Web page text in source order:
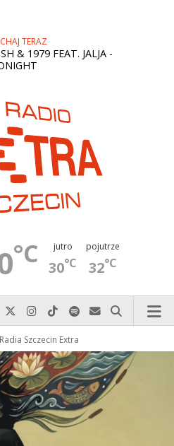
TERAZ
& 1979 FEAT. JALJA -
°C jutro
30°C
pojutrze
32°C
po prostu do nas zadzwoń
Odwiedź nas na Facebook-u
Odwiedź nas na X
Odwiedź nas na Instagram-ie
Odwiedź nas na TikTok-u
Szukaj nas na Spotify
Wyślij do nas
Szukaj
Szczecin Extra